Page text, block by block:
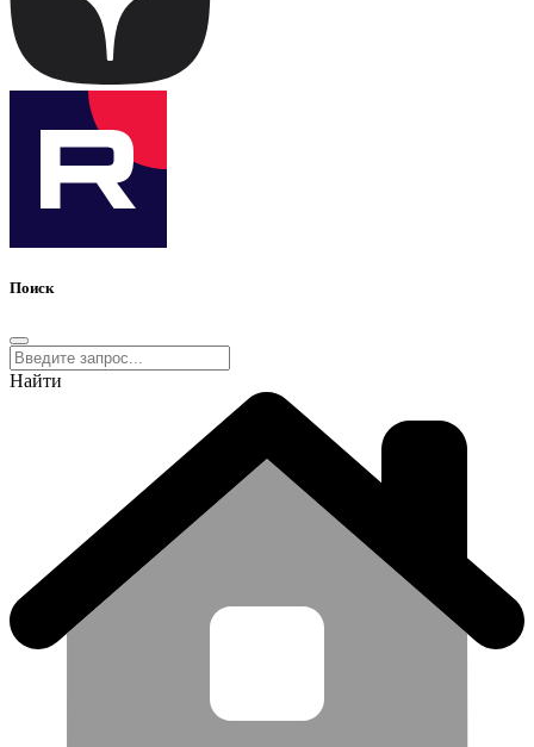
Поиск
Найти